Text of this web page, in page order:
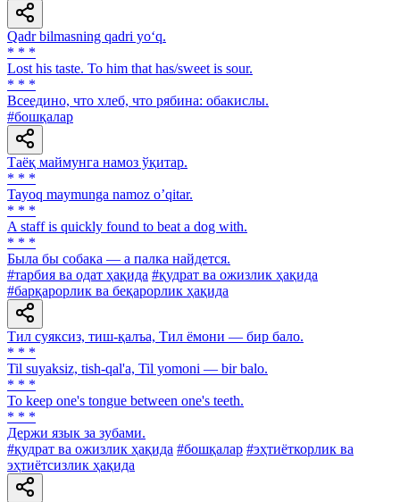
Qadr bilmasning qadri yo‘q.
* * *
Lost his taste. To him that has/sweet is sour.
* * *
Всеедино, что хлеб, что рябина: обакислы.
#бошқалар
Таёқ маймунга намоз ўқитар.
* * *
Tayoq maymunga namoz oʼqitar.
* * *
A staff is quickly found to beat a dog with.
* * *
Была бы собака — а палка найдется.
#тарбия ва одат ҳақида #қудрат ва ожизлик ҳақида
#барқарорлик ва беқарорлик ҳақида
Тил суяксиз, тиш-қалъа, Тил ёмони — бир бало.
* * *
Til suyaksiz, tish-qal'a, Til yomoni — bir balo.
* * *
To keep one's tongue between one's teeth.
* * *
Держи язык за зубами.
#қудрат ва ожизлик ҳақида #бошқалар #эҳтиёткорлик ва
эҳтиётсизлик ҳақида